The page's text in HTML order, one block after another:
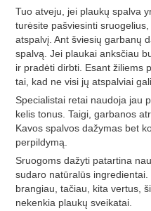
Tuo atveju, jei plaukų spalva
turėsite pašviesinti
atspalvį. Ant šviesių garbanų
spalvą. Jei plaukai anksčiau
ir pradėti dirbti. Esant žiliems
tai, kad ne visi jų atspalviai
Specialistai retai naudoja jau
kelis tonus. Taigi, garbanos
Kavos spalvos dažymas bet
perpildymą.
Sruogoms dažyti patartina
sudaro natūralūs
brangiau, tačiau, kita vertus,
nekenkia plaukų sveikatai.